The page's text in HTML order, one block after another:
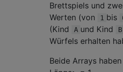
Brettspiels und
Werten (von
1 bis
(Kind
A und Kind B
Würfels erhalten
Beide Arrays